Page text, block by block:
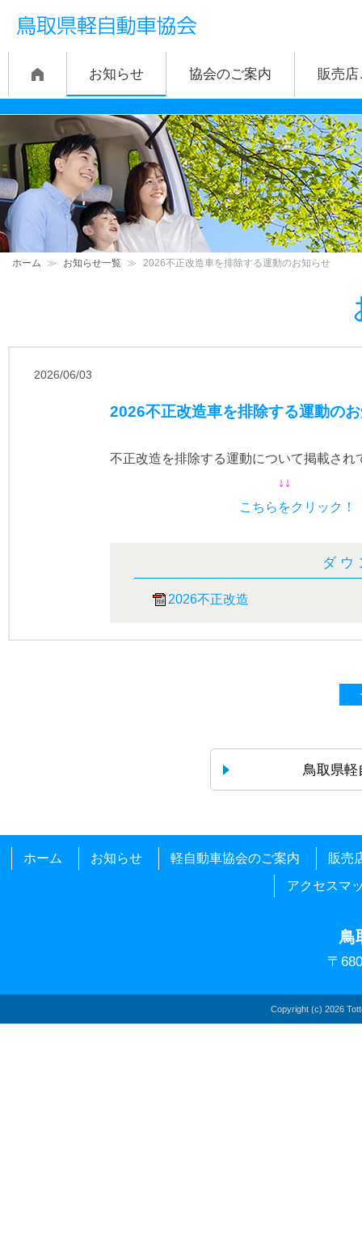
お知らせ 協会のご案内 販売
ホーム ≫ お知らせ一覧 ≫ 2026不正改造車を排除する運動のお知らせ
2026/06/03
2026不正改造車を排除する運動の
不正改造を排除する運動について掲載され
↓↓
こちらをクリック！
ダ
2026不正改造
鳥取県
ホーム お知らせ 軽自動車協会のご案内
販売
アクセスマ
鳥
〒
Copyright (c) 2026